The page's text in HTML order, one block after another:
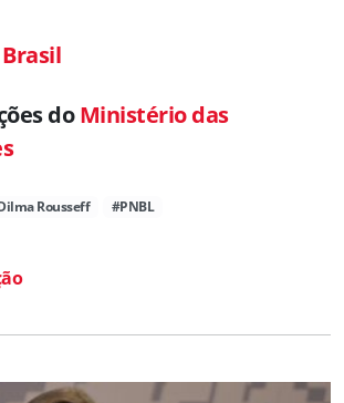
do Ministério das
Rousseff #PNBL